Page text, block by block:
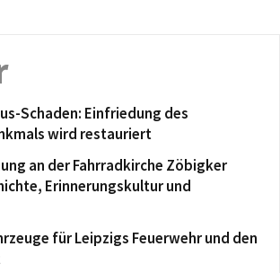
Schaden: Einfriedung des
wird restauriert
an der Fahrradkirche Zöbigker
Erinnerungskultur und
für Leipzigs Feuerwehr und den